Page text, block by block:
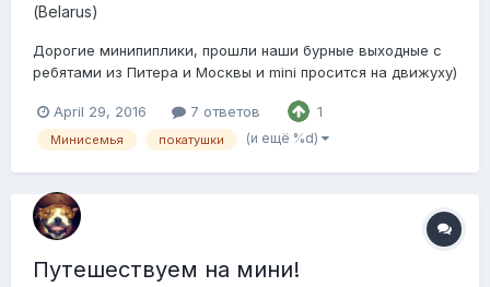
(Belarus)
Дорогие минипиплики, прошли наши бурные выходные с
ребятами из Питера и Москвы и mini просится на движуху)
решетка радиатора болит)) Так вот есть предложение
собраться всем в нашу небольшую миникучку и
April 29, 2016 7 ответов 1
Минисемья покатушки (и ещё %d)
Путешествуем на мини!